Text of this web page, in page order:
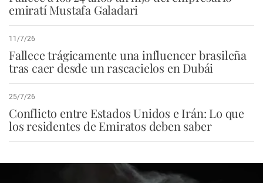
emiratí Mustafa Galadari
11/7/26
Fallece trágicamente una influencer brasileña
tras caer desde un rascacielos en Dubái
25/7/26
Conflicto entre Estados Unidos e Irán: Lo que
los residentes de Emiratos deben saber